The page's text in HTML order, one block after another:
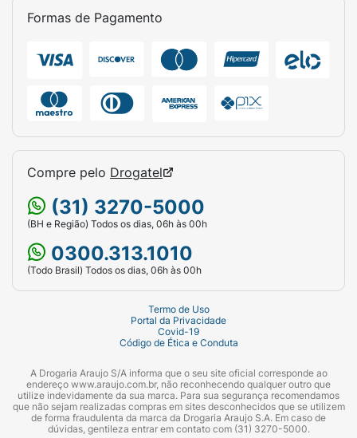
Formas de Pagamento
Compre pelo Drogatel
(31) 3270-5000
(BH e Região) Todos os dias, 06h às 00h
0300.313.1010
(Todo Brasil) Todos os dias, 06h às 00h
Termo de Uso
Portal da Privacidade
Covid-19
Código de Ética e Conduta
A Drogaria Araujo S/A informa que o seu site oficial corresponde ao
endereço www.araujo.com.br, não reconhecendo qualquer outro que
utilize indevidamente da sua marca. Para sua segurança recomendamos
que não sejam realizadas compras em sites desconhecidos que se utilizem
de forma fraudulenta da marca da Drogaria Araujo S.A. Em caso de
dúvidas, gentileza entrar em contato com (31) 3270-5000.